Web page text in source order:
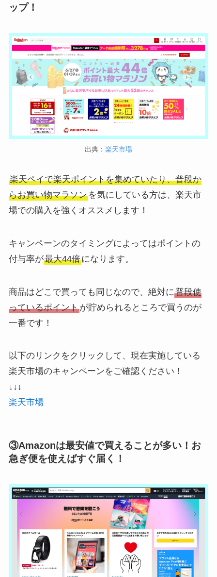
ップ！
出典： 楽天市場
楽天ペイで楽天ポイントを集めていたり、普段か
らお買い物マラソンを気にしている方は、楽天市
場での購入を強くオススメします！
キャンペーンのタイミングによってはポイントの
付与率が最大44倍になります。
商品はどこで買っても同じなので、絶対に普段使
っているポイントが貯められるところで買うのが
一番です！
以下のリンクをクリックして、現在実施している
楽天市場のキャンペーンをご確認ください！
↓↓↓
楽天市場
③Amazonは最安値で買えることが多い！お
急ぎ便を使えばすぐ届く！